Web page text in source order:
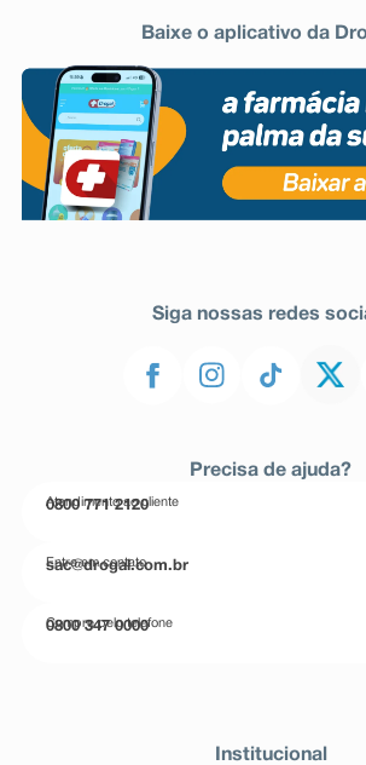
Baixe o aplicativo da
Siga nossas redes
Precisa de ajuda?
Atendimento ao cliente
0800 771 2120
Entre em contato
sac@drogal.com.br
Compre pelo telefone
0800 347 0000
Institucional